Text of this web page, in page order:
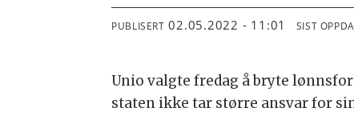
PUBLISERT 02.05.2022 - 11:01 SIST
Unio valgte fredag å bryte
staten ikke tar større ansvar for